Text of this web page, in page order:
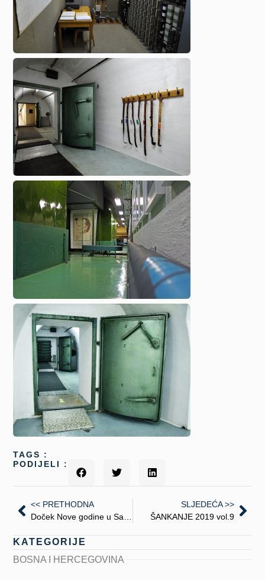
TAGS :
PODIJELI :
<< PRETHODNA
SLJEDEĆA >>
ŠANKANJE 2019 vol.9
KATEGORIJE
BOSNA I HERCEGOVINA